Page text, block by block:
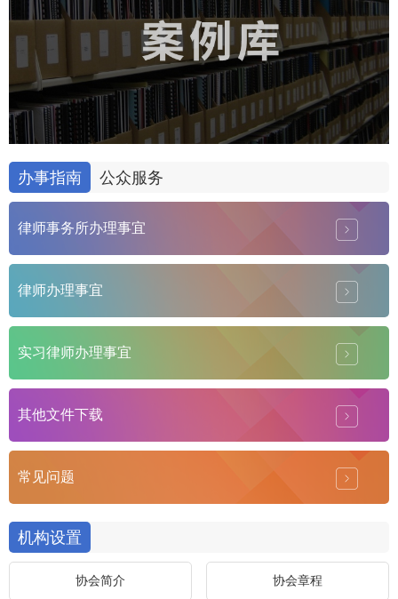
办事指南 公众服务
律师事务所办理事宜
律师办理事宜
实习律师办理事宜
其他文件下载
常见问题
机构设置
协会简介 协会章程